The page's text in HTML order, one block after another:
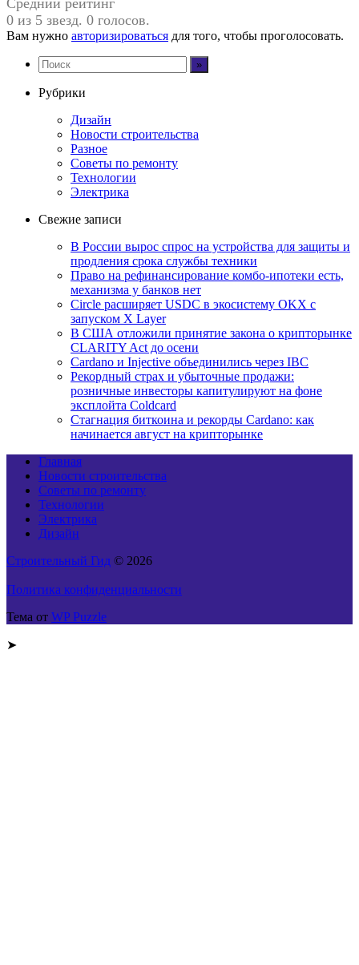
0 из 5 звезд. 0 голосов.
Вам нужно авторизироваться для того, чтобы проголосовать.
Рубрики
Дизайн
Новости строительства
Разное
Советы по ремонту
Технологии
Электрика
Свежие записи
В России вырос спрос на устройства для защиты и
продления срока службы техники
Право на рефинансирование комбо-ипотеки есть,
механизма у банков нет
Circle расширяет USDC в экосистему OKX с
запуском X Layer
В США отложили принятие закона о крипторынке
CLARITY Act до осени
Cardano и Injective объединились через IBC
Рекордный страх и убыточные продажи:
розничные инвесторы капитулируют на фоне
эксплойта Coldcard
Стагнация биткоина и рекорды Cardano: как
начинается август на крипторынке
Главная
Новости строительства
Советы по ремонту
Технологии
Электрика
Дизайн
Строительный Гид © 2026
Политика конфиденциальности
Тема от WP Puzzle
➤